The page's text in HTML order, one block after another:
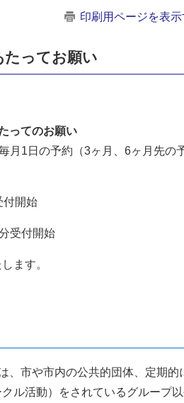
印刷用ページを表示
たってお願い
ってのお願い
月1日の予約（3ヶ月、6ヶ月先の
付開始
受付開始
ます。
、市や市内の公共的団体、定期的
ル活動）をされているグループ以